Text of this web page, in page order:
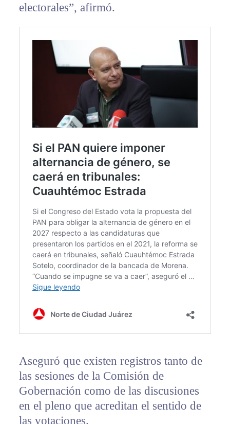
electorales”, afirmó.
Aseguró que existen registros tanto de
las sesiones de la Comisión de
Gobernación como de las discusiones
en el pleno que acreditan el sentido de
las votaciones.